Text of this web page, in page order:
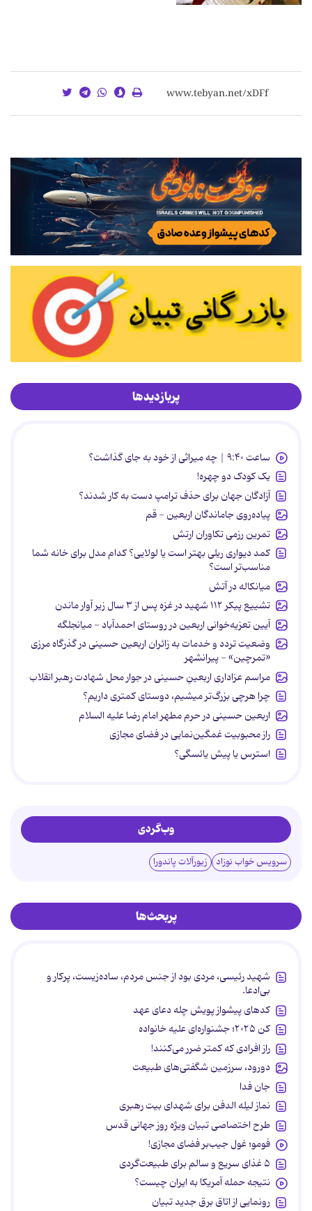
پربازدیدها
ساعت ۹:۴۰ | چه میراثی از خود به جای گذاشت؟
یک کودک دو چهره!
آزادگان جهان برای حذف ترامپ دست به کار شدند؟
پیاده‌روی جاماندگان اربعین - قم
تمرین رزمی تکاوران ارتش
کمد دیواری ریلی بهتر است یا لولایی؟ کدام مدل برای خانه شما
مناسب‌تر است؟
میانکاله در آتش
تشییع پیکر ۱۱۲ شهید در غزه پس از ۳ سال زیر آوار ماندن
آیین تعزیه‌خوانی اربعین در روستای احمدآباد - میانجلگه
وضعیت تردد و خدمات به زائران اربعین حسینی در گذرگاه مرزی
«تمرچین» - پیرانشهر
مراسم عزاداری اربعینِ حسینی در جوار محل شهادت رهبر انقلاب
چرا هرچی بزرگ‌تر میشیم، دوستای کمتری داریم؟
اربعین حسینی در حرم مطهر امام رضا علیه السلام
راز محبوبیت غمگین‌نمایی در فضای مجازی
استرس یا پیش یائسگی؟
وب‌گردی
سرویس خواب نوزاد زیورآلات پاندورا
پربحث‌ها
شهید رئیسی، مردی بود از جنس مردم، ساده‌زیست، پرکار و
بی‌ادعا.
کدهای پیشواز پویش چله دعای عهد
کن ۲۰۲۵؛ جشنواره‌ای علیه خانواده
راز افرادی که کمتر ضرر می‌کنند!
دورود، سرزمین شگفتی‌های طبیعت
جان فدا
نماز لیله الدفن برای شهدای بیت رهبری
طرح اختصاصی تبیان ویژه روز جهانی قدس
فومو؛ غول جیب‌بر فضای مجازی!
۵ غذای سریع و سالم برای طبیعت‌گردی
نتیجه حمله آمریکا به ایران چیست؟
رونمایی از اتاق برق جدید تبیان